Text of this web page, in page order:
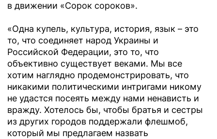
в движении «Сорок сороков».
«Одна купель, культура, история, язык – это
то, что соединяет народ Украины и
Российской Федерации, это то, что
объективно существует веками. Мы все
хотим наглядно продемонстрировать, что
никакими политическими интригами никому
не удастся посеять между нами ненависть и
вражду. Хотелось бы, чтобы братья и сестры
из других городов поддержали флешмоб,
который мы предлагаем назвать